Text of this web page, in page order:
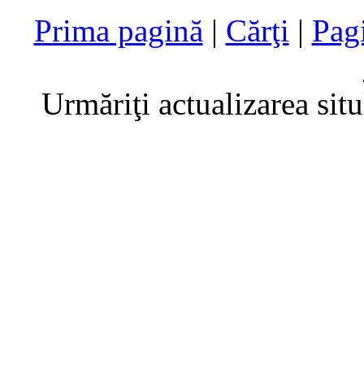
Prima pagină | Cărţi |
Urmăriţi actualizarea